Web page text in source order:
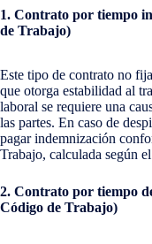
1. Contrato por tiempo
de Trabajo)
Este tipo de contrato no
que otorga estabilidad al
laboral se requiere una
las partes. En caso de
pagar indemnización
Trabajo, calculada según
2. Contrato por tiempo
Código de Trabajo)